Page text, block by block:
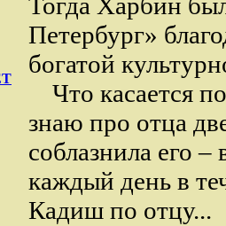
Петербург»
богатой
Что касается
знаю про отца
соблазнила его
каждый день в
Кадиш по отцу...